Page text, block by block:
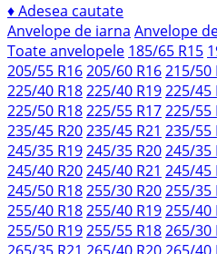
♦Adesea cautate
Anvelope de iarna Anvelope
Toate anvelopele 185/65 R15
205/55 R16205/60 R16215/50
225/40 R18225/40 R19225/45
225/50 R18225/55 R17225/55
235/45 R20235/45 R21 235/55
245/35 R19245/35 R20245/35
245/40 R20245/40 R21 245/45
245/50 R18255/30 R20255/35
255/40 R18255/40 R19255/40
255/50 R19255/55 R18265/30